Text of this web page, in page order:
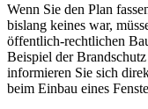
Wenn Sie den Plan
bislang keines war,
öffentlich-rechtlichen
Beispiel der
informieren Sie sich
beim Einbau eines